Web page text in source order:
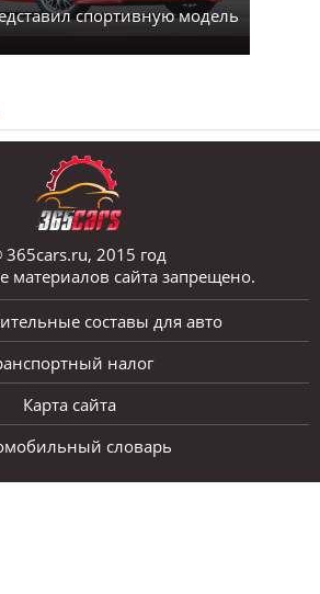
спортивную модель
2015 год
материалов сайта запрещено.
составы для авто
налог
Карта сайта
словарь